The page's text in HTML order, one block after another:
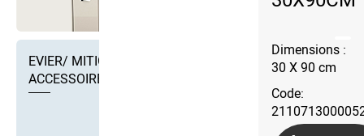
EVIER/ MITIGEUR EVIER ET
ACCESSOIRES
Dimensions :
30 X 90 cm
Code: